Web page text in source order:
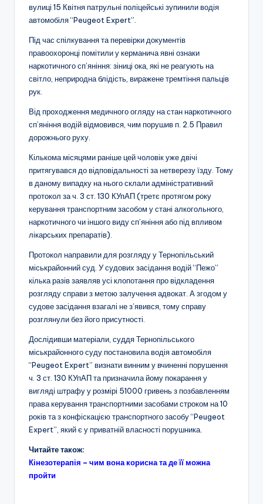
вулиці 15 Квітня патрульні поліцейські зупинили водія
автомобіля “Peugeot Expert”.
Під час спілкування та перевірки документів
правоохоронці помітили у керманича явні ознаки
наркотичного сп’яніння: зіниці ока, які не реагують на
світло, неприродна блідість, виражене тремтіння пальців
рук.
Від проходження медичного огляду на стан наркотичного
сп’яніння водій відмовився, чим порушив п. 2.5 Правил
дорожнього руху.
Кількома місяцями раніше цей чоловік уже двічі
притягувався до відповідальності за нетверезу їзду. Тому
в даному випадку на нього склали адміністративний
протокол за ч. 3 ст. 130 КУпАП (третє протягом року
керування транспортним засобом у стані алкогольного,
наркотичного чи іншого виду сп’яніння або під впливом
лікарських препаратів).
Протокол направили для розгляду у Тернопільський
міськрайонний суд. У судових засідання водій “Пежо”
кілька разів заявляв усі клопотання про відкладення
розгляду справи з метою залучення адвокат. А згодом у
судове засідання взагалі не з’явився, тому справу
розглянули без його присутності.
Дослідивши матеріали, суддя Тернопільського
міськрайонного суду постановила водія автомобіля
“Peugeot Expert” визнати винним у вчиненні порушення
ч. 3 ст. 130 КУпАП та призначила йому покарання у
вигляді штрафу у розмірі 51000 гривень з позбавленням
права керування транспортними засобами строком на 10
років та з конфіскацією транспортного засобу “Peugeot
Expert”, який є у приватній власності порушника.
Читайте також:
Кінезотерапія – чим вона корисна та де її можна
пройти